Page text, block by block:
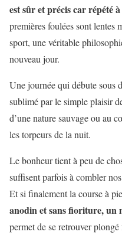
est sûr et précis car répété
premières foulées sont lentes
sport, une véritable
nouveau jour.
Une journée qui débute sous
sublimé par le simple plaisir
d’une nature sauvage ou au
les torpeurs de la nuit.
Le bonheur tient à peu de
suffisent parfois à combler
Et si finalement la course à
anodin et sans fioriture, un
permet de se retrouver